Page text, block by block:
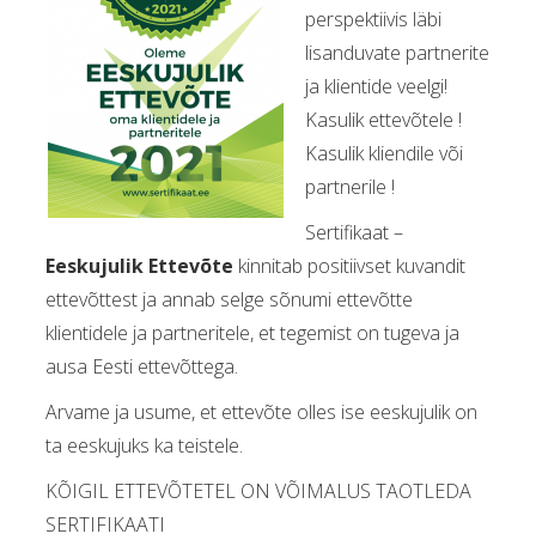
perspektiivis läbi
lisanduvate partnerite
ja klientide veelgi!
Kasulik ettevõtele !
Kasulik kliendile või
partnerile !
Sertifikaat –
Eeskujulik Ettevõte kinnitab positiivset kuvandit
ettevõttest ja annab selge sõnumi ettevõtte
klientidele ja partneritele, et tegemist on tugeva ja
ausa Eesti ettevõttega.
Arvame ja usume, et ettevõte olles ise eeskujulik on
ta eeskujuks ka teistele.
KÕIGIL ETTEVÕTETEL ON VÕIMALUS TAOTLEDA
SERTIFIKAATI